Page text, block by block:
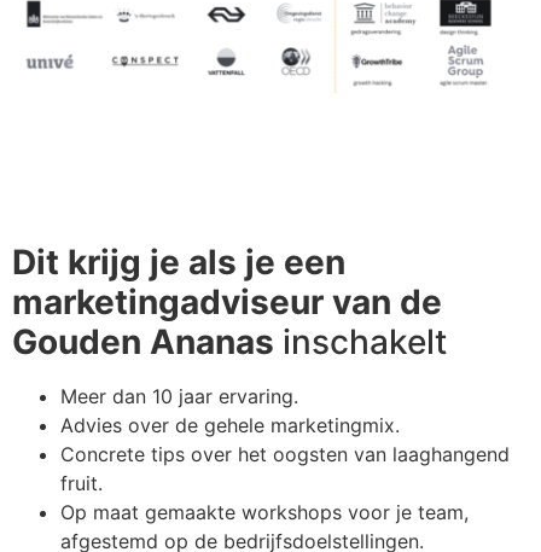
Dit krijg je als je een
marketingadviseur van de
Gouden Ananas inschakelt
Meer dan 10 jaar ervaring.
Advies over de gehele marketingmix.
Concrete tips over het oogsten van laaghangend
fruit.
Op maat gemaakte workshops voor je team,
afgestemd op de bedrijfsdoelstellingen.